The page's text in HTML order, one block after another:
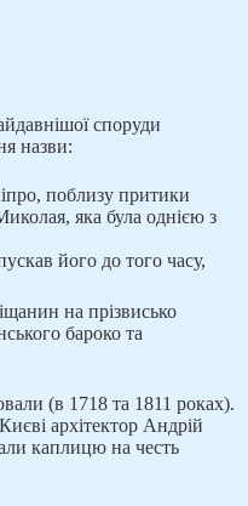
споруди
назви:
поблизу притики
яка була однією з
його до того часу,
на прізвисько
бароко та
(в 1718 та 1811 роках).
архітектор Андрій
каплицю на честь